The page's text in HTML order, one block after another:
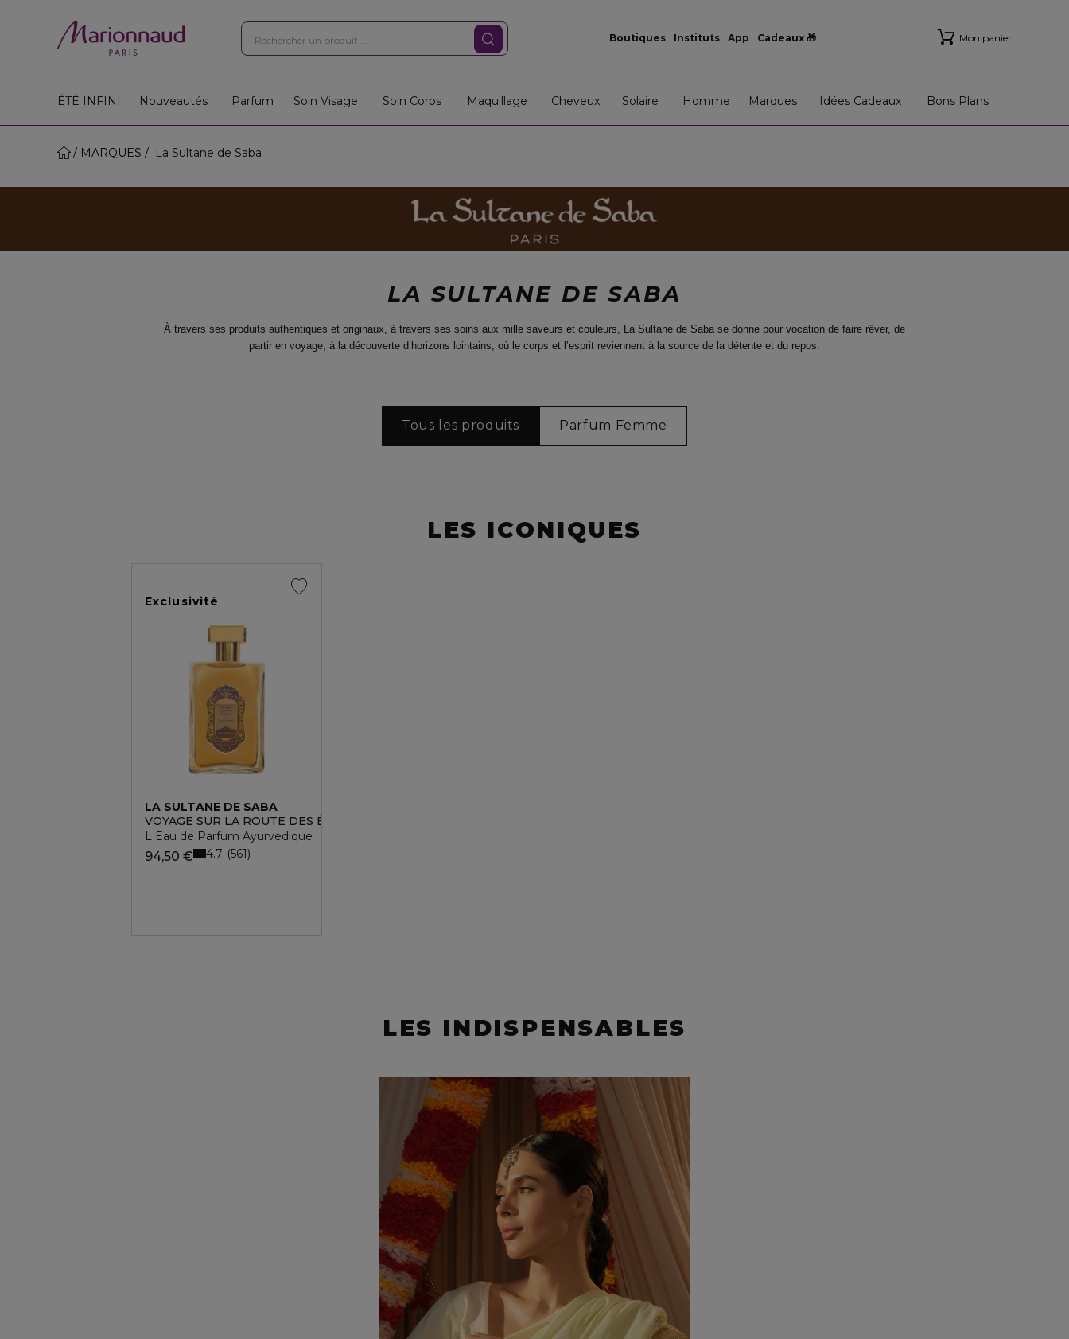
Boutiques Instituts App Cadeaux 🎁 Mon panier
ÉTÉ INFINI Nouveautés Parfum Soin Visage Soin Corps Maquillage Cheveux Solaire Homme Marques Idées Cadeaux Bons Plans
MARQUES La Sultane de Saba
LA SULTANE DE SABA
À travers ses produits authentiques et originaux, à travers ses soins aux mille saveurs et couleurs, La Sultane de Saba se donne pour vocation de faire rêver, de
partir en voyage, à la découverte d’horizons lointains, où le corps et l’esprit reviennent à la source de la détente et du repos.
Tous les produits Parfum Femme
LES ICONIQUES
Exclusivité
LA SULTANE DE SABA
VOYAGE SUR LA ROUTE DES ÉPICES A L'AYURVEDIQUE
L Eau de Parfum Ayurvedique
94,50 € 4.7 561
LES INDISPENSABLES